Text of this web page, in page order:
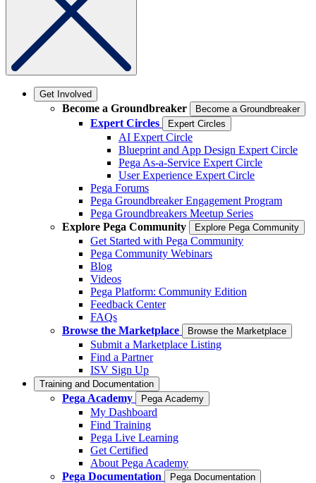
Get Involved
Become a Groundbreaker Become a Groundbreaker
Expert Circles Expert Circles
AI Expert Circle
Blueprint and App Design Expert Circle
Pega As-a-Service Expert Circle
User Experience Expert Circle
Pega Forums
Pega Groundbreaker Engagement Program
Pega Groundbreakers Meetup Series
Explore Pega Community
Explore Pega Community
Get Started with Pega Community
Pega Community Webinars
Blog
Videos
Pega Platform: Community Edition
Feedback Center
FAQs
Browse the Marketplace
Browse the Marketplace
Submit a Marketplace Listing
Find a Partner
ISV Sign Up
Training and Documentation
Pega Academy Pega Academy
My Dashboard
Find Training
Pega Live Learning
Get Certified
About Pega Academy
Pega Documentation
Pega Documentation